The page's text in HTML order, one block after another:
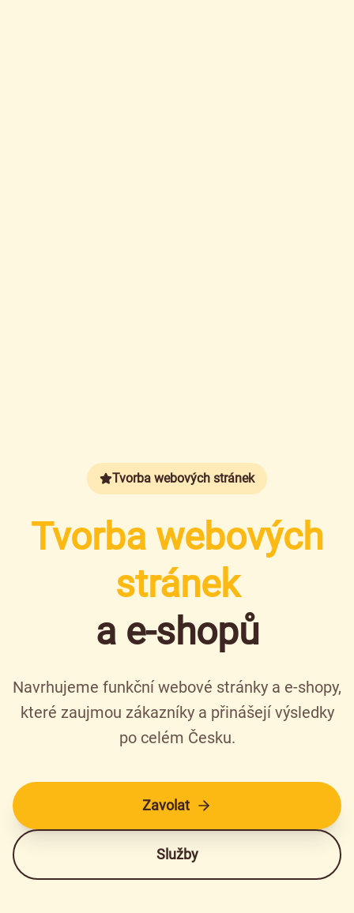
Tvorba webových stránek
Tvorba webových
stránek
a e-shopů
Navrhujeme funkční webové stránky a e-shopy,
které zaujmou zákazníky a přinášejí výsledky
po celém Česku.
Zavolat
Služby